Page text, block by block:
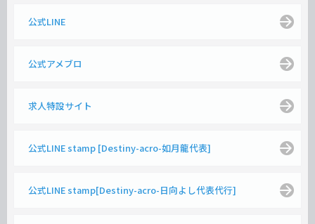
公式LINE
公式アメブロ
求人特設サイト
公式LINE stamp [Destiny-acro-如月龍代表]
公式LINE stamp[Destiny-acro-日向よし代表代行]